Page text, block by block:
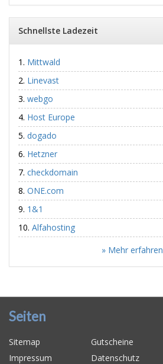
Schnellste Ladezeit
Mittwald
Linevast
webgo
Host Europe
dogado
Hetzner
checkdomain
ONE.com
1&1
Alfahosting
» Mehr erfahren
Seiten
Sitemap Gutscheine
Impressum
Datenschutz